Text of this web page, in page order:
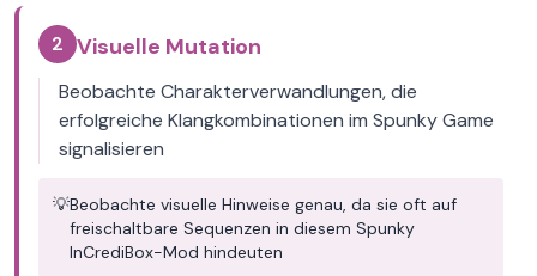
2 Visuelle Mutation
Beobachte Charakterverwandlungen, die
erfolgreiche Klangkombinationen im Spunky Game
signalisieren
💡Beobachte visuelle Hinweise genau, da sie oft auf
freischaltbare Sequenzen in diesem Spunky
InCrediBox-Mod hindeuten